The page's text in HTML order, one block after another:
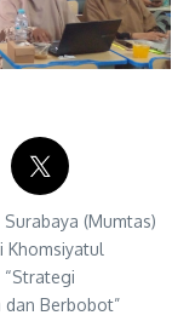
(Mumtas)
Khomsiyatul
Berbobot”